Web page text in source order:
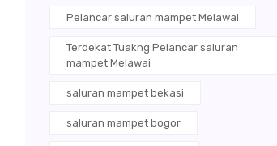
Pelancar saluran mampet Melawai
Terdekat Tuakng Pelancar saluran
mampet Melawai
saluran mampet bekasi
saluran mampet bogor